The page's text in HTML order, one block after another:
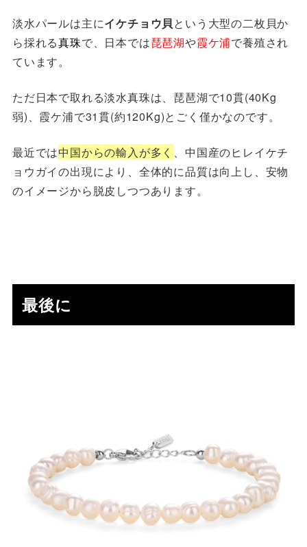
淡水パールは主にイケチョウ貝という大型の二枚貝か
ら採れる真珠で、日本では琵琶湖や霞ケ浦で養殖され
ています。
ただ日本で取れる淡水真珠は、琵琶湖で10貫(40Kg
弱)、霞ケ浦で31貫(約120Kg)とごく僅かなのです。
最近では中国からの輸入が多く
、中国産のヒレイケチ
ョウガイの出現により、全体的に品質は向上し、安物
のイメージから脱皮しつつあります。
最後に